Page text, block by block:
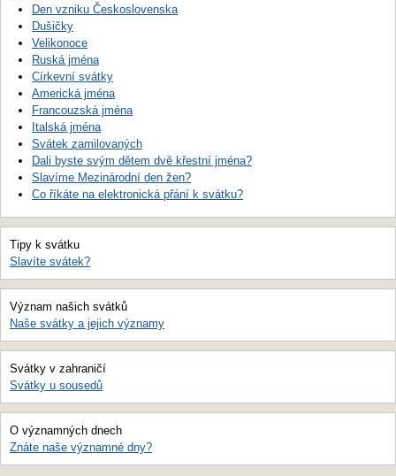
Den vzniku Československa
Dušičky
Velikonoce
Ruská jména
Církevní svátky
Americká jména
Francouzská jména
Italská jména
Svátek zamilovaných
Dali byste svým dětem dvě křestní jména?
Slavíme Mezinárodní den žen?
Co říkáte na elektronická přání k svátku?
Tipy k svátku
Slavíte svátek?
Význam našich svátků
Naše svátky a jejich významy
Svátky v zahraničí
Svátky u sousedů
O významných dnech
Znáte naše významné dny?